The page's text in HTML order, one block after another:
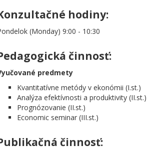
hodiny:
(Monday) 9:00 - 10:30
činnosť:
predmety
Kvantitatívne metódy v ekonómii (I.st.)
Analýza efektívnosti a produktivity (II.st.)
Prognózovanie (II.st.)
Economic seminar (III.st.)
činnosť: